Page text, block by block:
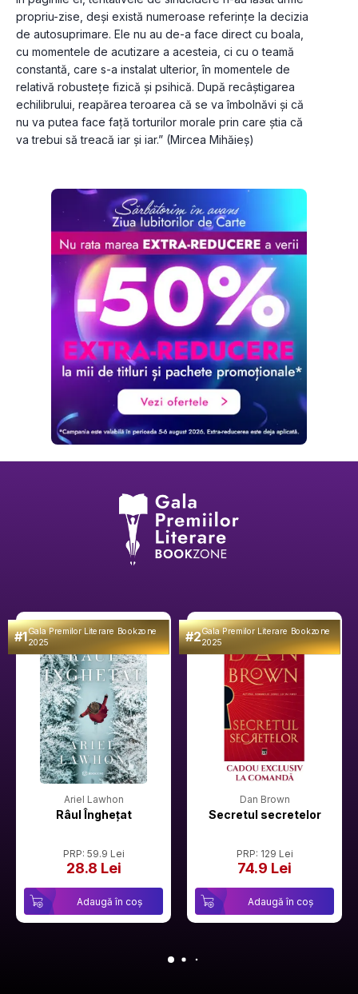
propriu-zise, deși există numeroase referințe la decizia
de autosuprimare. Ele nu au de-a face direct cu boala,
cu momentele de acutizare a acesteia, ci cu o teamă
constantă, care s-a instalat ulterior, în momentele de
relativă robustețe fizică și psihică. După recâștigarea
echilibrului, reapărea teroarea că se va îmbolnăvi și că
nu va putea face față torturilor morale prin care știa că
va trebui să treacă iar și iar.” (Mircea Mihăieș)
#1Gala Premilor Literare Bookzone
2025
Ariel Lawhon
Râul Înghețat
PRP: 59.9 Lei
28.8 Lei
Adaugă în coș
#2Gala Premilor Literare Bookzone
2025
Dan Brown
Secretul secretelor
PRP: 129 Lei
74.9 Lei
Adaugă în coș